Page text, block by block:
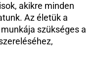
akikre minden
Az életük a
szükséges a